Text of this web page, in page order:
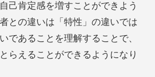
己肯定感を増すことができよう
との違いは「特性」の違いでは
であることを理解することで、
らえることができるようになり